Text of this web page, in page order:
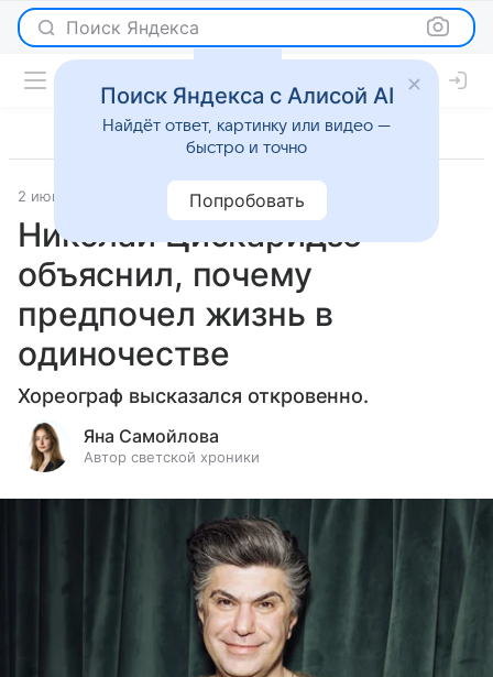
Поиск Яндекса
2 июня 2025 Светская жизнь
Николай Цискаридзе
объяснил, почему
предпочел жизнь в
одиночестве
Хореограф высказался откровенно.
Яна Самойлова
Автор светской хроники
Поиск Яндекса с Алисой AI
Найдёт ответ, картинку или видео —
быстро и точно
Попробовать